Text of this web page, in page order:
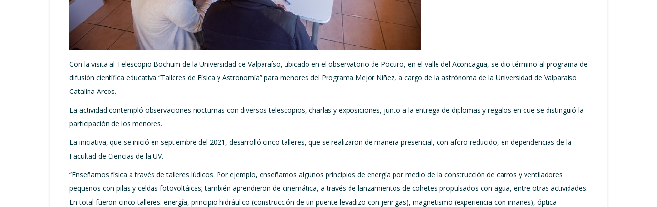
Con la visita al Telescopio Bochum de la Universidad de Valparaíso, ubicado en el observatorio de Pocuro, en el valle del Aconcagua, se dio término al programa de
difusión científica educativa “Talleres de Física y Astronomía” para menores del Programa Mejor Niñez, a cargo de la astrónoma de la Universidad de Valparaíso
Catalina Arcos.
La actividad contempló observaciones nocturnas con diversos telescopios, charlas y exposiciones, junto a la entrega de diplomas y regalos en que se distinguió la
participación de los menores.
La iniciativa, que se inició en septiembre del 2021, desarrolló cinco talleres, que se realizaron de manera presencial, con aforo reducido, en dependencias de la
Facultad de Ciencias de la UV.
“Enseñamos física a través de talleres lúdicos. Por ejemplo, enseñamos algunos principios de energía por medio de la construcción de carros y ventiladores
pequeños con pilas y celdas fotovoltáicas; también aprendieron de cinemática, a través de lanzamientos de cohetes propulsados con agua, entre otras actividades.
En total fueron cinco talleres: energía, principio hidráulico (construcción de un puente levadizo con jeringas), magnetismo (experiencia con imanes), óptica